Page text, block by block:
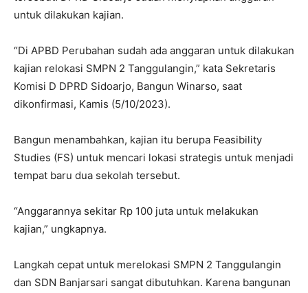
untuk dilakukan kajian.
“Di APBD Perubahan sudah ada anggaran untuk dilakukan
kajian relokasi SMPN 2 Tanggulangin,” kata Sekretaris
Komisi D DPRD Sidoarjo, Bangun Winarso, saat
dikonfirmasi, Kamis (5/10/2023).
Bangun menambahkan, kajian itu berupa Feasibility
Studies (FS) untuk mencari lokasi strategis untuk menjadi
tempat baru dua sekolah tersebut.
“Anggarannya sekitar Rp 100 juta untuk melakukan
kajian,” ungkapnya.
Langkah cepat untuk merelokasi SMPN 2 Tanggulangin
dan SDN Banjarsari sangat dibutuhkan. Karena bangunan